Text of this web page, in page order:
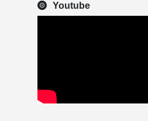
Youtube